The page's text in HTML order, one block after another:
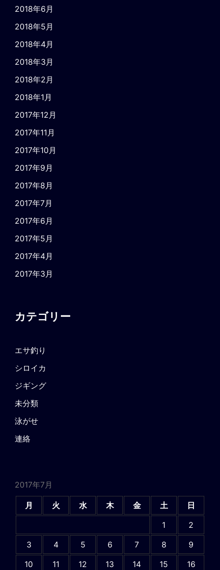
2018年6月
2018年5月
2018年4月
2018年3月
2018年2月
2018年1月
2017年12月
2017年11月
2017年10月
2017年9月
2017年8月
2017年7月
2017年6月
2017年5月
2017年4月
2017年3月
カテゴリー
エサ釣り
シロイカ
ジギング
未分類
泳がせ
連絡
2017年7月
月 火 水 木 金 土
日
1
2
3
4 5 6 7 8
9
10
11 12 13 14 15 16